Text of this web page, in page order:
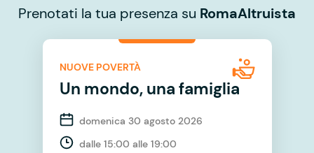
Prenotati la tua presenza su RomaAltruista
NUOVE POVERTÀ
Un mondo, una famiglia
domenica 30 agosto 2026
dalle 15:00 alle 19:00